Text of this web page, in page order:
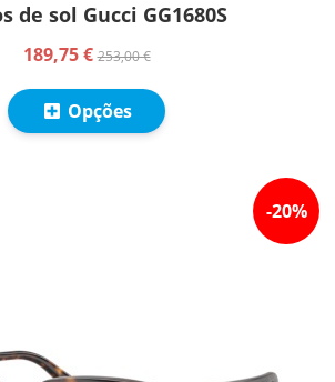
de sol Gucci GG1680S
189,75 €253,00 €
Opções
-20%